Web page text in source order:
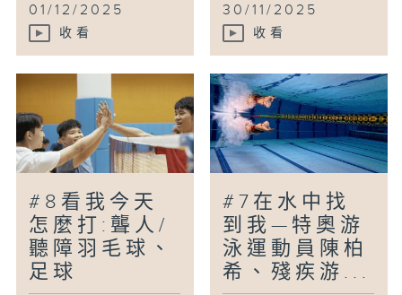
01/12/2025
收看
30/11/2025
收看
#8看我今天
怎麼打:聾人/
聽障羽毛球、
足球
#7在水中找
到我—特奧游
泳運動員陳柏
希、殘疾游...